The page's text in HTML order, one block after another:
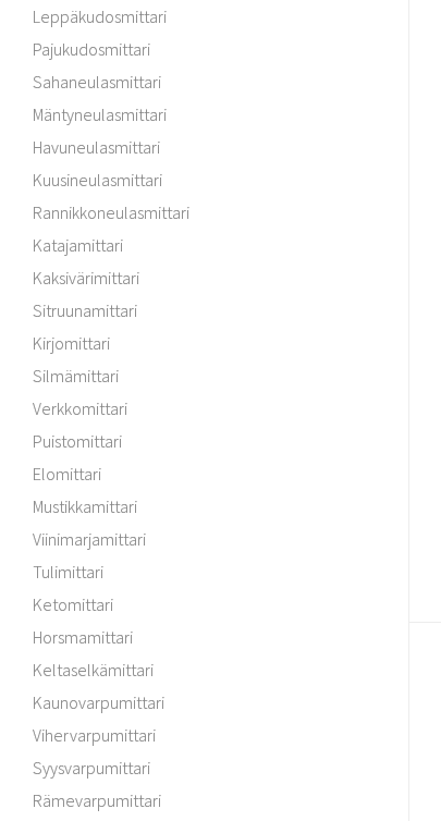
Leppäkudosmittari
Pajukudosmittari
Sahaneulasmittari
Mäntyneulasmittari
Havuneulasmittari
Kuusineulasmittari
Rannikkoneulasmittari
Katajamittari
Kaksivärimittari
Sitruunamittari
Kirjomittari
Silmämittari
Verkkomittari
Puistomittari
Elomittari
Mustikkamittari
Viinimarjamittari
Tulimittari
Ketomittari
Horsmamittari
Keltaselkämittari
Kaunovarpumittari
Vihervarpumittari
Syysvarpumittari
Rämevarpumittari